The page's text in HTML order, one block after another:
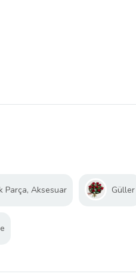
Parça, Aksesuar Güller